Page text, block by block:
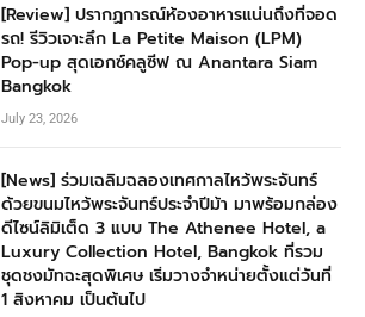
[Review] ปรากฏการณ์ห้องอาหารแน่นถึงที่จอด
รถ! รีวิวเจาะลึก La Petite Maison (LPM)
Pop-up สุดเอกซ์คลูซีฟ ณ Anantara Siam
Bangkok
July 23, 2026
[News] ร่วมเฉลิมฉลองเทศกาลไหว้พระจันทร์
ด้วยขนมไหว้พระจันทร์ประจำปีม้า มาพร้อมกล่อง
ดีไซน์ลิมิเต็ด 3 แบบ The Athenee Hotel, a
Luxury Collection Hotel, Bangkok ที่รวม
ชุดชงมัทฉะสุดพิเศษ เริ่มวางจำหน่ายตั้งแต่วันที่
1 สิงหาคม เป็นต้นไป